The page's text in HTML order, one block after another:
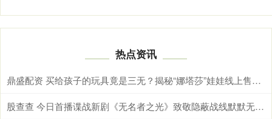
热点资讯
鼎盛配资 买给孩子的玩具竟是三无？揭秘“娜塔莎”娃娃线上售卖套路
股查查 今日首播谍战新剧《无名者之光》致敬隐蔽战线默默无闻的无名英雄